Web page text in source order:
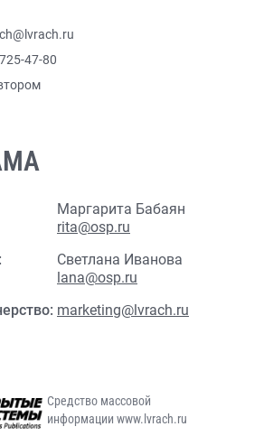
47-80
Маргарита Бабаян
rita@osp.ru
Светлана Иванова
lana@osp.ru
marketing@lvrach.ru
Средство массовой
информации www.lvrach.ru